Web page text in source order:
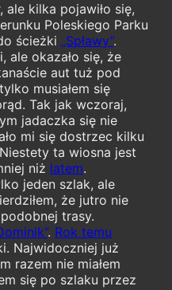
ale kilka pojawiło się,
Poleskiego Parku
ścieżki „Spławy”.
ale okazało się, że
aut tuż pod
musiałem się
Tak jak wczoraj,
jadaczka się nie
mi się dostrzec kilku
ta wiosna jest
niż latem.
jeden szlak, ale
że jutro nie
trasy.
. Rok temu
Najwidoczniej już
razem nie miałem
się po szlaku przez